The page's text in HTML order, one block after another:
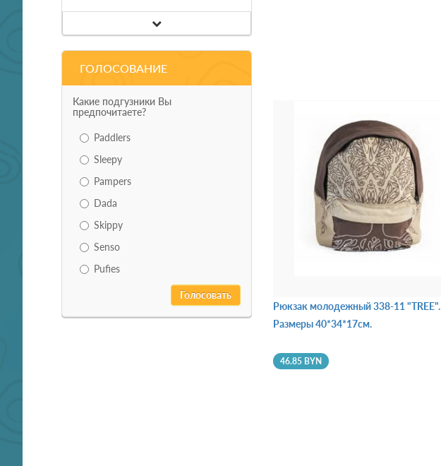
ГОЛОСОВАНИЕ
Какие подгузники Вы
предпочитаете?
Paddlers
Sleepy
Pampers
Dada
Skippy
Senso
Pufies
Рюкзак молодежный 338-11 "TREE".
Размеры 40*34*17см.
46.85 BYN